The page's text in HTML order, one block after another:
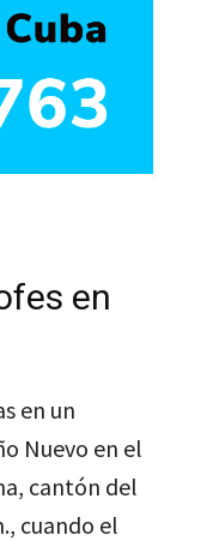
en
en un
Nuevo en el
cantón del
cuando el